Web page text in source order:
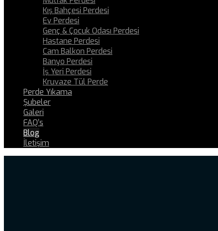
Kış Bahçesi Perdesi
Ev Perdesi
Genç & Çocuk Odası Perdesi
Hastane Perdesi
Cam Balkon Perdesi
Banyo Perdesi
İş Yeri Perdesi
Kruvaze Tül Perde
Perde Yıkama
Şubeler
Galeri
FAQ’s
Blog
İletişim